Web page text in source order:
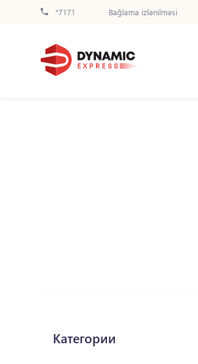
*7171 Bağlama izlənilməsi
Категории